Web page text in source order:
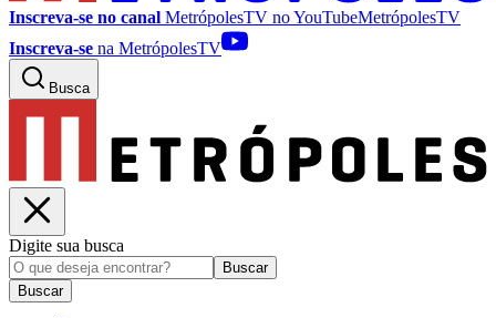
Inscreva-se no canal MetrópolesTV noYouTubeMetrópolesTV
Inscreva-se na MetrópolesTV
Busca
Digite sua busca
Buscar
Buscar